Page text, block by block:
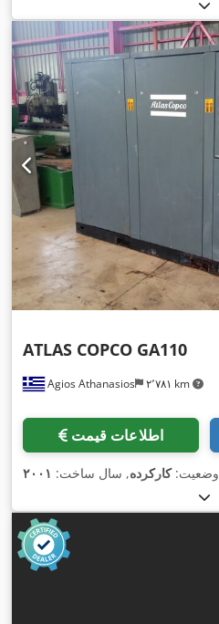
Agios Athanasios ۲٬۷۸۱ km
ATLAS COPCO GA110
اطلاعات قیمت
وضعیت:کارکرده, سال ساخت: ۲۰۰۱